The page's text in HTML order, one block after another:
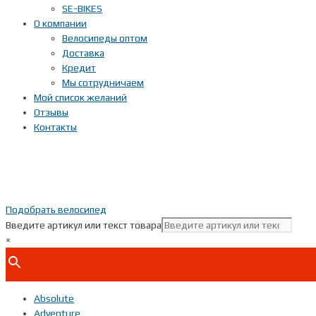
SE-BIKES
О компании
Велосипеды оптом
Доставка
Кредит
Мы сотрудничаем
Мой список желаний
Отзывы
Контакты
Подобрать велосипед
Введите артикул или текст товара
×
Absolute
Adventure